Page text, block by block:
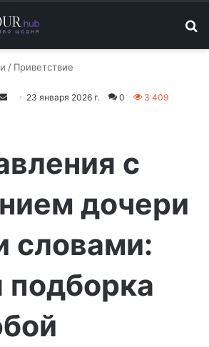
/ Приветствие
а
и
т
м
о
23 января 2026 г. 0 3 409
с
дочери
словами:
подборка